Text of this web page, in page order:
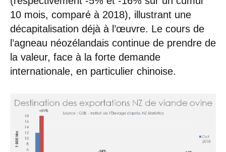
10 mois, comparé à 2018), illustrant une
décapitalisation déjà à l’œuvre. Le cours de
l’agneau néozélandais continue de prendre de
la valeur, face à la forte demande
internationale, en particulier chinoise.